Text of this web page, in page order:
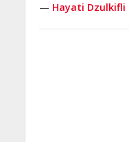
— Hayati Dzulkifli